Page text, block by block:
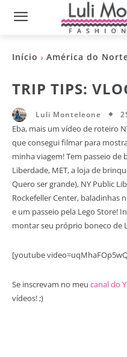
Início América do
TRIP TIPS:
Luli Monteleone
Eba, mais um vídeo de roteiro
que consegui filmar para
minha viagem! Tem passeio de
Liberdade, MET, a loja de
Quero ser grande), NY Public
Rockefeller Center, baladinhas
e um passeio pela Lego Store!
montar seu próprio boneco de
[youtube
Se inscrevam no meu canal do
vídeos! ;)